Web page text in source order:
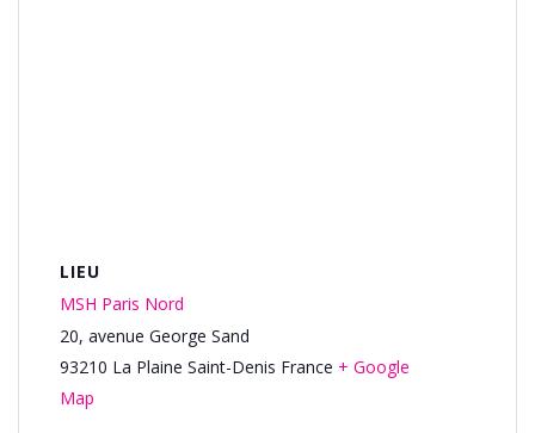
LIEU
MSH Paris Nord
20, avenue George Sand
93210 La Plaine Saint-Denis France + Google
Map